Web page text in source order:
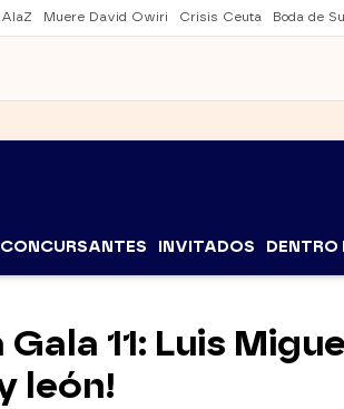
Muere David Owiri Crisis Ceuta Boda de
CONCURSANTES INVITADOS DENTRO
11: Luis
león!